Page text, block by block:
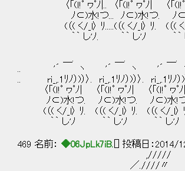
〈「(ｌ!ﾟ ヮﾟﾉ|.. 〈「(ｌ!ﾟ ヮﾟﾉ| 〈「(ｌ
ﾉ⊂)水!つ... ﾉ⊂)水!つ. ﾉ⊂)水!
(（( く/_l〉 ﾘ.....(（( く/_l〉 ﾘ. (（( く/_l
｀｀ し'ﾉ. ｀｀ し'ﾉ ｀｀ し
.. '´ ヽ '´ ヽ '´
.. rｉ_,.1ﾘﾉ）)）〉. rｉ_,.1ﾘﾉ）)）〉. rｉ_,.1ﾘﾉ）)
〈「(ｌ!ﾟ ヮﾟﾉ| 〈「(ｌ!ﾟ ヮﾟﾉ| 〈「(ｌ!ﾟ ヮﾟﾉ
ﾉ⊂)水!つ. ﾉ⊂)水!つ. ﾉ⊂)水!
(（( く/_l〉 ﾘ. (（( く/_l〉 ﾘ. (（( く/_l〉
｀｀ し'ﾉ ｀｀ し'ﾉ ｀｀ し'ﾉ
469 名前： ◆06JpLk7iB. [] 投稿日：2014/
,/////
／.////〃 ＼